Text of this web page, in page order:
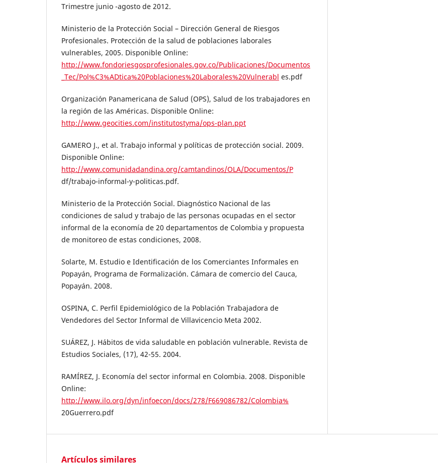
Trimestre junio -agosto de 2012.
Ministerio de la Protección Social – Dirección General de Riesgos
Profesionales. Protección de la salud de poblaciones laborales
vulnerables, 2005. Disponible Online:
http://www.fondoriesgosprofesionales.gov.co/Publicaciones/Documentos
_Tec/Pol%C3%ADtica%20Poblaciones%20Laborales%20Vulnerabl es.pdf
Organización Panamericana de Salud (OPS), Salud de los trabajadores en
la región de las Américas. Disponible Online:
http://www.geocities.com/institutostyma/ops-plan.ppt
GAMERO J., et al. Trabajo informal y políticas de protección social. 2009.
Disponible Online:
http://www.comunidadandina.org/camtandinos/OLA/Documentos/P
df/trabajo-informal-y-politicas.pdf.
Ministerio de la Protección Social. Diagnóstico Nacional de las
condiciones de salud y trabajo de las personas ocupadas en el sector
informal de la economía de 20 departamentos de Colombia y propuesta
de monitoreo de estas condiciones, 2008.
Solarte, M. Estudio e Identificación de los Comerciantes Informales en
Popayán, Programa de Formalización. Cámara de comercio del Cauca,
Popayán. 2008.
OSPINA, C. Perfil Epidemiológico de la Población Trabajadora de
Vendedores del Sector Informal de Villavicencio Meta 2002.
SUÁREZ, J. Hábitos de vida saludable en población vulnerable. Revista de
Estudios Sociales, (17), 42-55. 2004.
RAMÍREZ, J. Economía del sector informal en Colombia. 2008. Disponible
Online:
http://www.ilo.org/dyn/infoecon/docs/278/F669086782/Colombia%
20Guerrero.pdf
Artículos similares